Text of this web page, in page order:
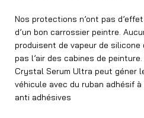
Nos protections n’ont pas
d’un bon carrossier peintre.
produisent de vapeur de
pas l’air des cabines de
Crystal Serum Ultra peut géner
véhicule avec du ruban adhésif
anti adhésives